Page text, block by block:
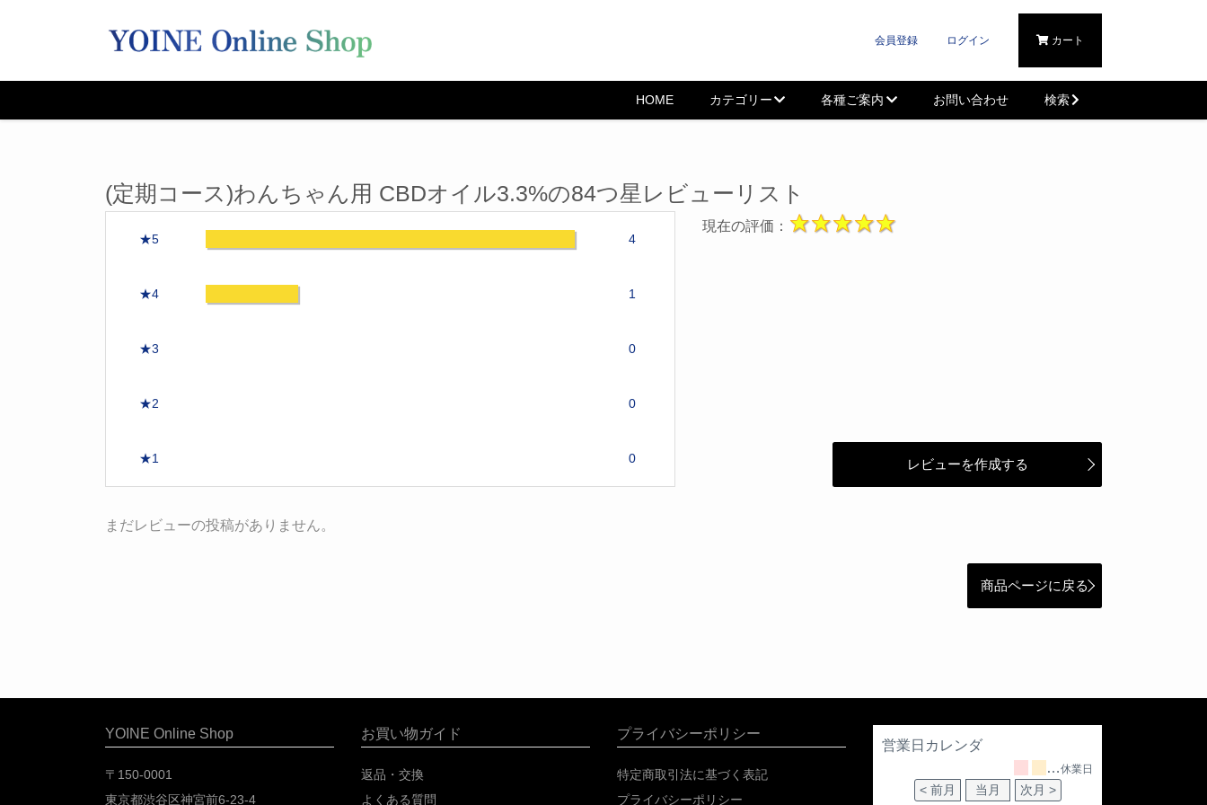
会員登録 ログイン カート
HOME カテゴリー 各種ご案内 お問い合わせ 検索
(定期コース)わんちゃん用 CBDオイル3.3%の84つ星レビューリスト
★5 4
★4 1
★3 0
★2 0
★1 0
現在の評価：
レビューを作成する
まだレビューの投稿がありません。
商品ページに戻る
YOINE Online Shop
〒150-0001
東京都渋谷区神宮前6-23-4
お買い物ガイド
返品・交換
よくある質問
プライバシーポリシー
特定商取引法に基づく表記
プライバシーポリシー
営業日カレンダ
…休業日